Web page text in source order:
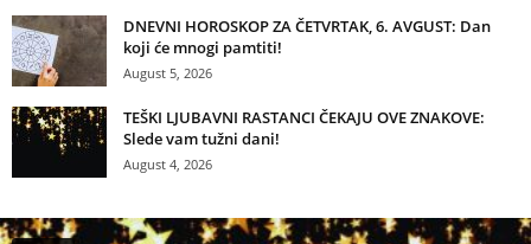
DNEVNI HOROSKOP ZA ČETVRTAK, 6. AVGUST: Dan
koji će mnogi pamtiti!
August 5, 2026
TEŠKI LJUBAVNI RASTANCI ČEKAJU OVE ZNAKOVE:
Slede vam tužni dani!
August 4, 2026